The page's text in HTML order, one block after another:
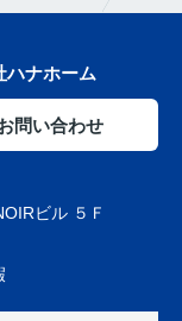
ハナホーム
問い合わせ
ビル ５Ｆ